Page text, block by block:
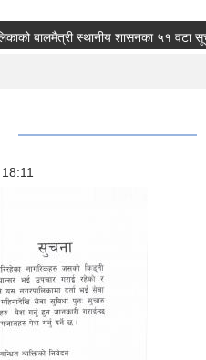
बालमैत्री स्थानीय शासनका ५१ वटा